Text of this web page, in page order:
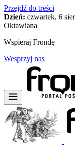
Przejdź do treści
Dzień: czwartek, 6
Oktawiana
Wspieraj Frondę
Wesprzyj nas